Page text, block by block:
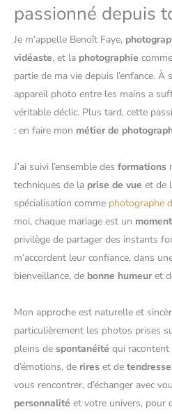
passionné depuis
Je m’appelle Benoît Faye,
vidéaste, et la photographie
partie de ma vie depuis l’enfance.
appareil photo entre les mains a
véritable déclic. Plus tard, cette
: en faire mon métier de
J’ai suivi l’ensemble des formations
techniques de la prise de vue et de
spécialisation comme photographe
moi, chaque mariage est un
privilège de partager des instants
m’accordent leur confiance, dans
bienveillance, de bonne humeuret
Mon approche est naturelle et
particulièrement les photos prises
pleins de spontanéité qui racontent
d’émotions, de rires et de tendresse
vous rencontrer, d’échanger avec
personnalité et votre univers, pour